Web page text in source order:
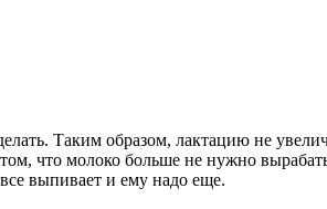
Таким образом, лактацию не
что молоко больше не нужно
выпивает и ему надо еще.